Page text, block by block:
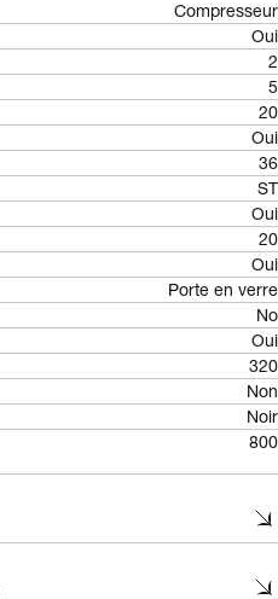
Compresseur
Oui
2
5
20
Oui
36
ST
Oui
20
Oui
Porte en verre
No
Oui
320
Non
Noir
800